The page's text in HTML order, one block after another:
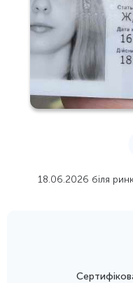
18.06.2026 біля